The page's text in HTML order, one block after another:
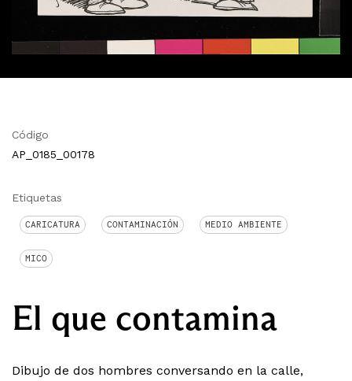
Código
AP_0185_00178
Etiquetas
CARICATURA CONTAMINACIÓN MEDIO AMBIENTE
MICO
El que contamina
Dibujo de dos hombres conversando en la calle,